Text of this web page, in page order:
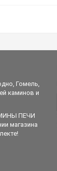
Гомель,
каминов и
ПЕЧИ
магазина